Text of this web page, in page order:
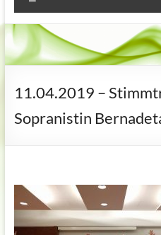
–
gospel
&
more
Hannover-
Linden
11.04.2019 –
Sopranistin